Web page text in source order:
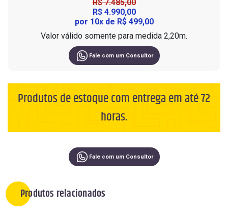
Mesas de Centro e Laterais
Siga nas redes sociais
R$ 7.485,00
R$ 4.990,00
por 10x de R$ 499,00
Valor válido somente para medida 2,20m.
Fale com um Consultor
Produtos de estoque com entrega em até 72
horas.
Fale com um Consultor
Produtos relacionados